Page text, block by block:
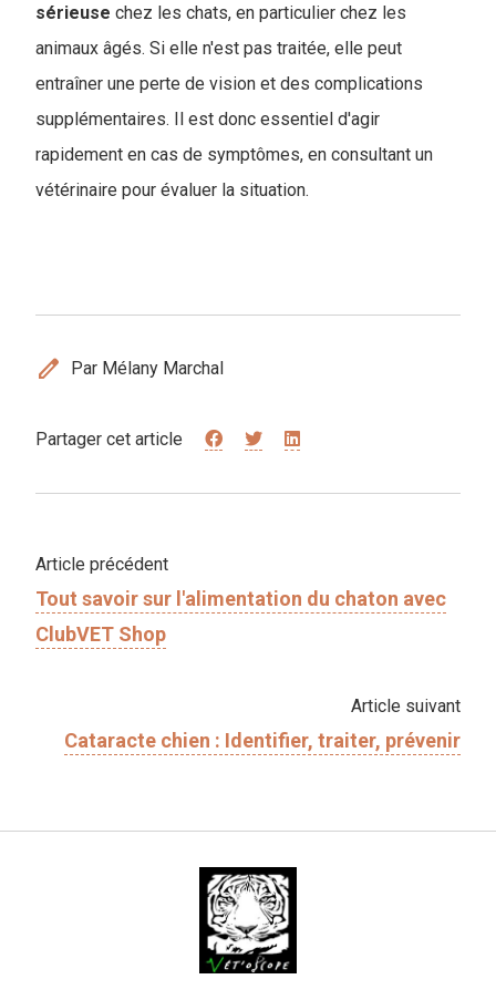
sérieuse chez les chats, en particulier chez les
animaux âgés. Si elle n'est pas traitée, elle peut
entraîner une perte de vision et des complications
supplémentaires. Il est donc essentiel d'agir
rapidement en cas de symptômes, en consultant un
vétérinaire pour évaluer la situation.
edit Par Mélany Marchal
Partager cet article
Article précédent
Tout savoir sur l'​alimentation du chaton avec
ClubVET Shop
Article suivant
Cataracte chien : Identifier, traiter, prévenir